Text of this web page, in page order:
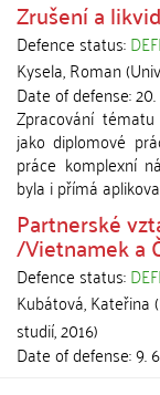
Zrušení a
Defence status:
Kysela, Roman(
Date of defense:
Zpracování
jako diplomové
práce komplexní
byla i přímá
Partnerské
/Vietnamek a
Defence status:
Kubátová, Kateřina(
studií,2016)
Date of defense:9.